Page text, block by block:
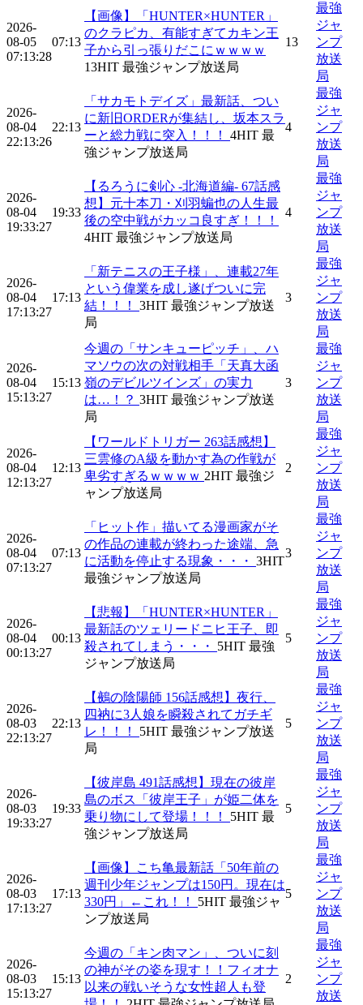
2026-
08-05
07:13:28
07:13
【画像】「HUNTER×HUNTER」
のクラピカ、有能すぎてカキン王
子から引っ張りだこにｗｗｗｗ
13HIT 最強ジャンプ放送局
13
最強
ジャ
ンプ
放送
局
2026-
08-04
22:13:26
22:13
「サカモトデイズ」最新話、つい
に新旧ORDERが集結し、坂本スラ
ーと総力戦に突入！！！ 4HIT 最
強ジャンプ放送局
4
最強
ジャ
ンプ
放送
局
2026-
08-04
19:33:27
19:33
【るろうに剣心 -北海道編- 67話感
想】元十本刀・刈羽蝙也の人生最
後の空中戦がカッコ良すぎ！！！
4HIT 最強ジャンプ放送局
4
最強
ジャ
ンプ
放送
局
2026-
08-04
17:13:27
17:13
「新テニスの王子様」、連載27年
という偉業を成し遂げついに完
結！！！ 3HIT 最強ジャンプ放送
局
3
最強
ジャ
ンプ
放送
局
2026-
08-04
15:13:27
15:13
今週の「サンキューピッチ」、ハ
マソウの次の対戦相手「天真大函
嶺のデビルツインズ」の実力
は…！？ 3HIT 最強ジャンプ放送
局
3
最強
ジャ
ンプ
放送
局
2026-
08-04
12:13:27
12:13
【ワールドトリガー 263話感想】
三雲修のA級を動かす為の作戦が
卑劣すぎるｗｗｗｗ 2HIT 最強ジ
ャンプ放送局
2
最強
ジャ
ンプ
放送
局
2026-
08-04
07:13:27
07:13
「ヒット作」描いてる漫画家がそ
の作品の連載が終わった途端、急
に活動を停止する現象・・・ 3HIT
最強ジャンプ放送局
3
最強
ジャ
ンプ
放送
局
2026-
08-04
00:13:27
00:13
【悲報】「HUNTER×HUNTER」
最新話のツェリードニヒ王子、即
殺されてしまう・・・ 5HIT 最強
ジャンプ放送局
5
最強
ジャ
ンプ
放送
局
2026-
08-03
22:13:27
22:13
【鵺の陰陽師 156話感想】夜行、
四衲に3人娘を瞬殺されてガチギ
レ！！！ 5HIT 最強ジャンプ放送
局
5
最強
ジャ
ンプ
放送
局
2026-
08-03
19:33:27
19:33
【彼岸島 491話感想】現在の彼岸
島のボス「彼岸王子」が姫二体を
乗り物にして登場！！！ 5HIT 最
強ジャンプ放送局
5
最強
ジャ
ンプ
放送
局
2026-
08-03
17:13:27
17:13
【画像】こち亀最新話「50年前の
週刊少年ジャンプは150円。現在は
330円」←これ！！ 5HIT 最強ジャ
ンプ放送局
5
最強
ジャ
ンプ
放送
局
2026-
08-03
15:13:27
15:13
今週の「キン肉マン」、ついに刻
の神がその姿を現す！！フィオナ
以来の戦いそうな女性超人も登
2
最強
ジャ
ンプ
放送